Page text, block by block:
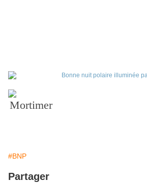
Mortimer
#BNP
Partager